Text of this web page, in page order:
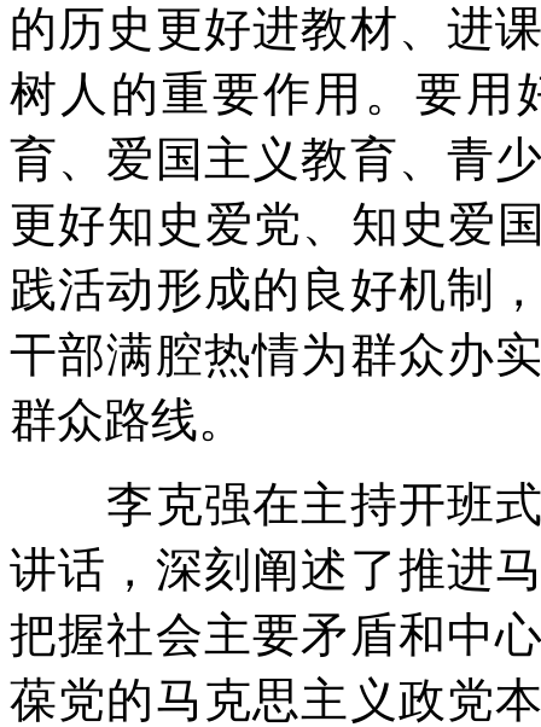
的历史更好进教材、进
树人的重要作用。要用
育、爱国主义教育、青
更好知史爱党、知史爱
践活动形成的良好机制
干部满腔热情为群众办
群众路线。
李克强在主持开班式
讲话，深刻阐述了推进
把握社会主要矛盾和中
葆党的马克思主义政党